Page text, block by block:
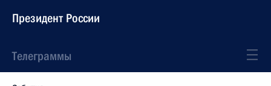
Президент России
Телеграммы